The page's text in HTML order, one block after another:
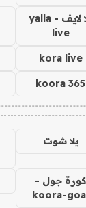
يلا لايف - yalla
live
kora live
koora 365
يلا شوت
كورة جول -
koora-